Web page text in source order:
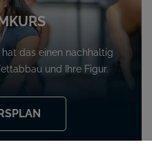
das einen nachhaltig
und Ihre Figur.